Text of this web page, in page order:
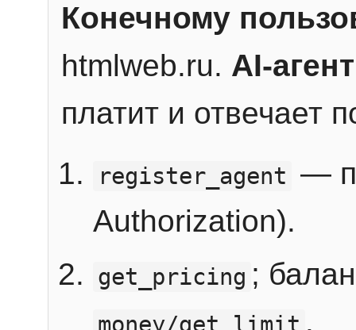
Конечному
htmlweb.ru. AI-агент
платит и отвечает
register_agent —
Authorization).
get_pricing ;
.